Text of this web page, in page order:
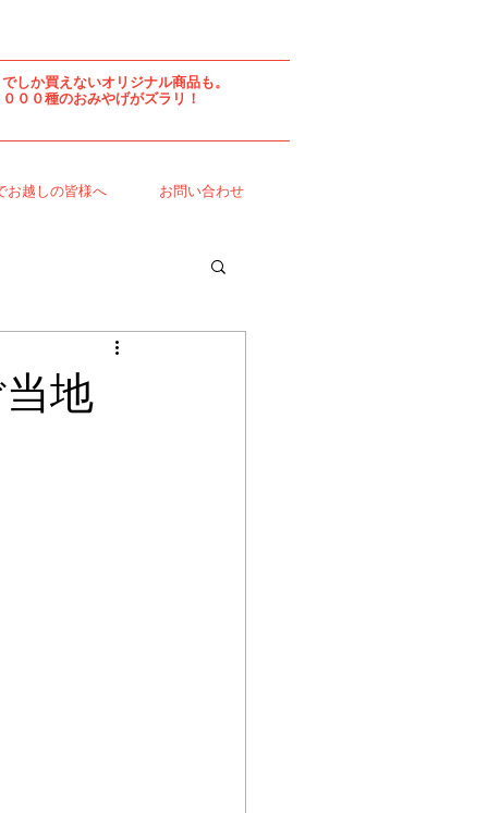
しか買えないオリジナル商品も。
００種のおみやげがズラリ！
お越しの皆様へ お問い合わせ
当地